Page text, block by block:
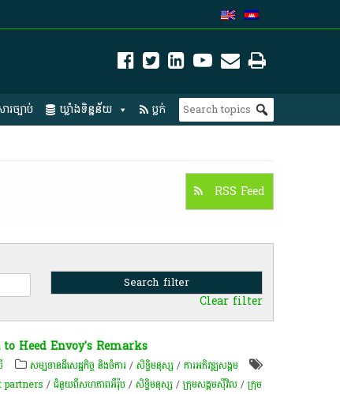
រច្បាប់ ឃ្លាំងទិន្នន័យ ប្លក់
RSS Feed
Clear filter
Heed Envoy's Remarks
សម្បទានដីសេដ្ឋកិច្ច និងចំការ/សិទ្ធិមនុស្ស/ការ​អភិវឌ្ឍ​សង្គម
partners /ជំនួយពីសហភាពអឺរ៉ុប/សិទ្ធិមនុស្ស/ក្រុម​សង្គម​ស៊ីវិល​/ក្រុម​​​